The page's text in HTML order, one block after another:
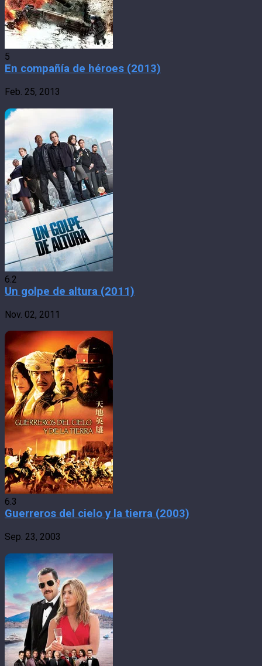
5
En compañía de héroes (2013)
Feb. 25, 2013
6.2
Un golpe de altura (2011)
Nov. 02, 2011
6.3
Guerreros del cielo y la tierra (2003)
Sep. 23, 2003